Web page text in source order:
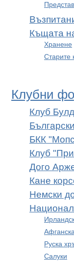
Къщата
Хранене
Старите
Клубни
Клуб
БКК
Клуб
Дого
Кане
Немски
Руска
Салуки